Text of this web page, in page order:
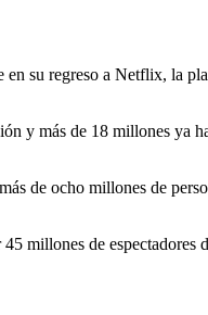
su regreso a Netflix, la
y más de 18 millones ya
de ocho millones de
millones de